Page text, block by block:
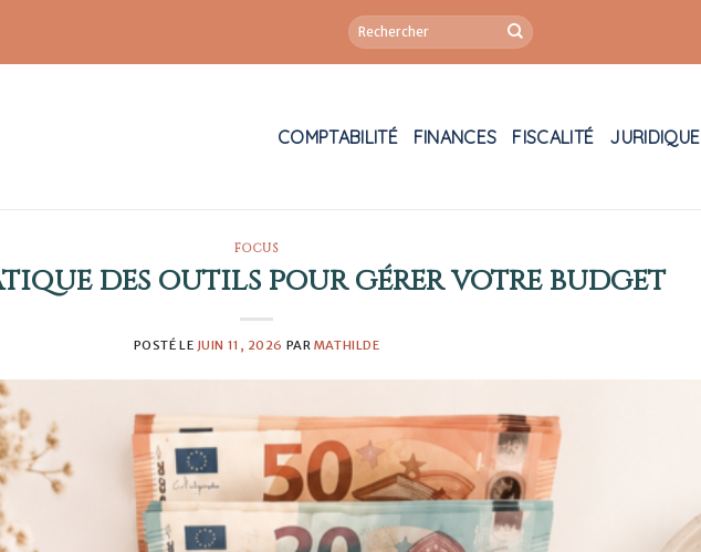
COMPTABILITÉ FINANCES FISCALITÉ JURIDIQUE
FOCUS
des outils pour gérer votre budget
POSTÉ LE JUIN 11, 2026 PAR MATHILDE